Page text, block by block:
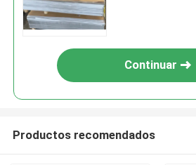
Continuar
Productos recomendados